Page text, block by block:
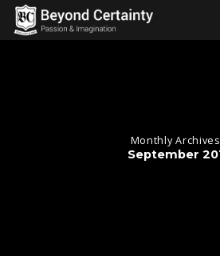
Monthly
September